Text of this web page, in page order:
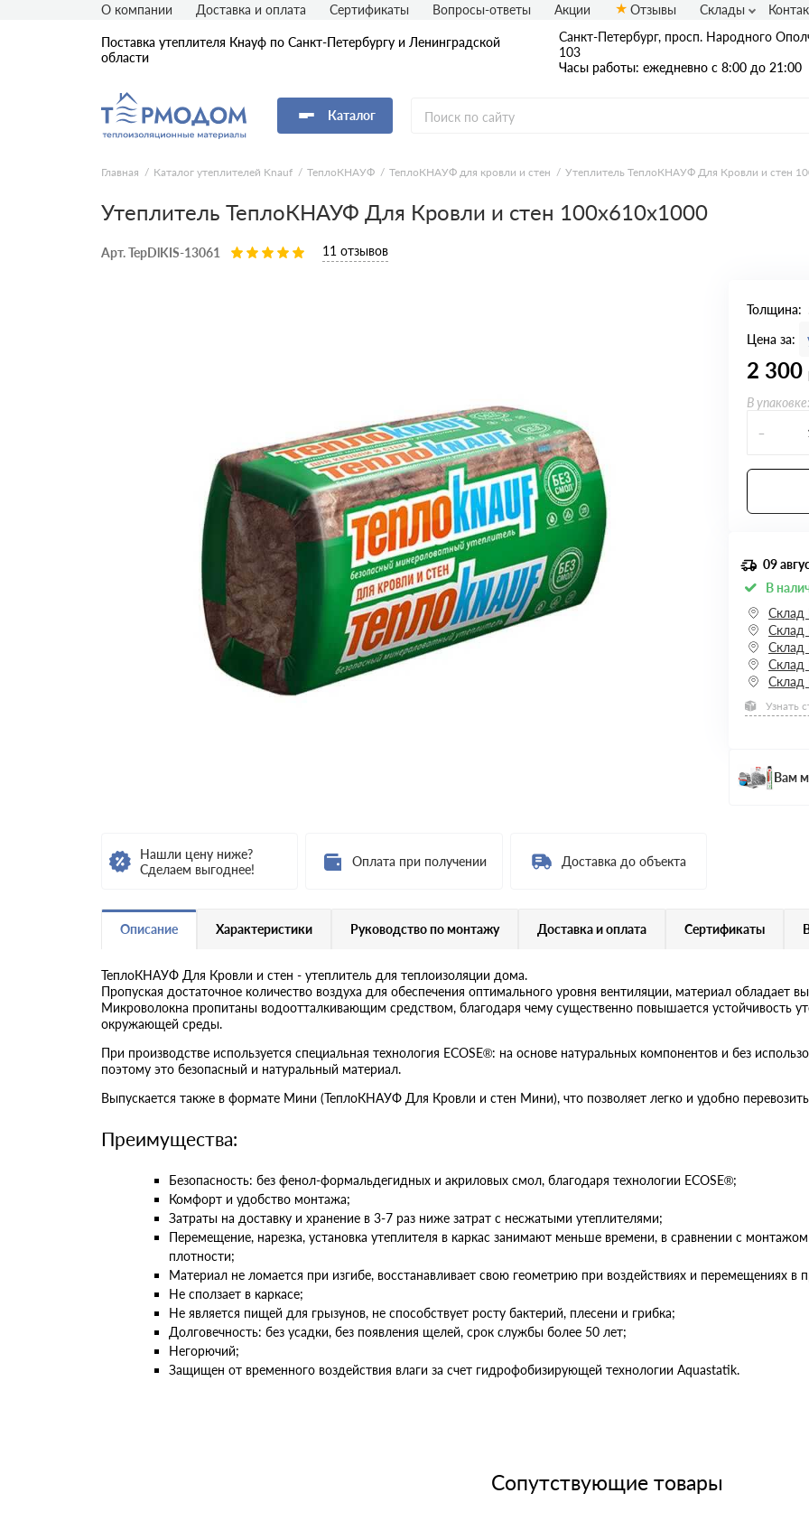
Поставка утеплителя Кнауф по Санкт-Петербургу и Ленинградской
области
Санкт-Петербург, просп. Народного
103
Часы работы: ежедневно с 8:00 до 21:00
Каталог
О компании Доставка и оплата Сертификаты Вопросы-ответы Акции Отзывы Склады
Главная Каталог утеплителей Knauf ТеплоКНАУФ ТеплоКНАУФ для кровли и стен Утеплитель ТеплоКНАУФ Для Кровли и стен
Утеплитель ТеплоКНАУФ Для Кровли и стен 100х610х1000
Арт. TepDlKIS-13061 11 отзывов
Нашли цену ниже?
Сделаем выгоднее!
Оплата при получении Доставка до объекта
Толщина:
Цена за:
2 300
В
-
09
В
Склад
Склад
Склад
Склад
Склад
Узнать
Вам
Описание Характеристики Руководство по монтажу Доставка и оплата Сертификаты
ТеплоКНАУФ Для Кровли и стен - утеплитель для теплоизоляции дома.
Пропуская достаточное количество воздуха для обеспечения оптимального уровня вентиляции, материал обладает
Микроволокна пропитаны водоотталкивающим средством, благодаря чему существенно повышается устойчивость
окружающей среды.
При производстве используется специальная технология ECOSE®: на основе натуральных компонентов и без
поэтому это безопасный и натуральный материал.
Выпускается также в формате Мини (ТеплоКНАУФ Для Кровли и стен Мини), что позволяет легко и удобно
Преимущества:
Безопасность: без фенол-формальдегидных и акриловых смол, благодаря технологии ECOSE®;
Комфорт и удобство монтажа;
Затраты на доставку и хранение в 3-7 раз ниже затрат с несжатыми утеплителями;
Перемещение, нарезка, установка утеплителя в каркас занимают меньше времени, в сравнении с
плотности;
Материал не ломается при изгибе, восстанавливает свою геометрию при воздействиях и перемещениях в
Не сползает в каркасе;
Не является пищей для грызунов, не способствует росту бактерий, плесени и грибка;
Долговечность: без усадки, без появления щелей, срок службы более 50 лет;
Негорючий;
Защищен от временного воздействия влаги за счет гидрофобизирующей технологии Aquastatik.
Сопутствующие товары